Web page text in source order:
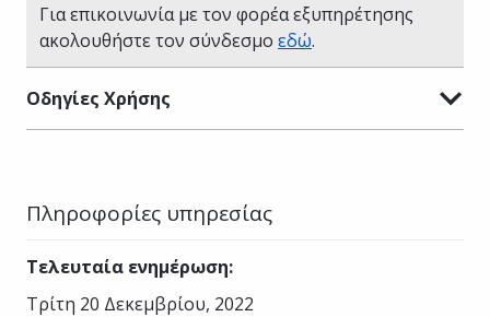
Για επικοινωνία με τον φορέα εξυπηρέτησης
ακολουθήστε τον σύνδεσμο εδώ.
Οδηγίες Χρήσης
Πληροφορίες υπηρεσίας
Τελευταία ενημέρωση:
Τρίτη 20 Δεκεμβρίου, 2022